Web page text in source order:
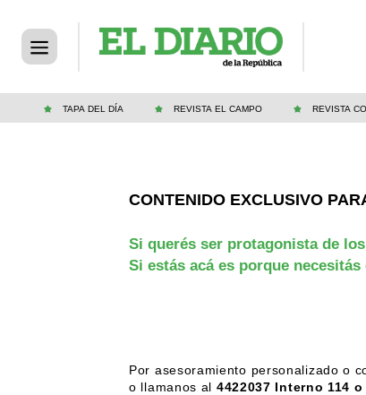
TAPA DEL DÍA REVISTA EL CAMPO REVISTA
CONTENIDO EXCLUSIVO
Si querés ser protagonista de
Si estás acá es porque
Por asesoramiento personalizado o
o llamanos al 4422037 Interno 114